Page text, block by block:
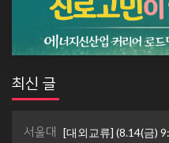
최신 글
서울대
[대외교류] (8.14(금)